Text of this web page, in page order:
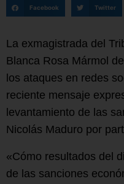
Facebook Twitter
La exmagistrada del
Blanca Rosa Mármol
los ataques en redes
reciente mensaje
levantamiento de las
Nicolás Maduro por
«Cómo resultados del
de las sanciones